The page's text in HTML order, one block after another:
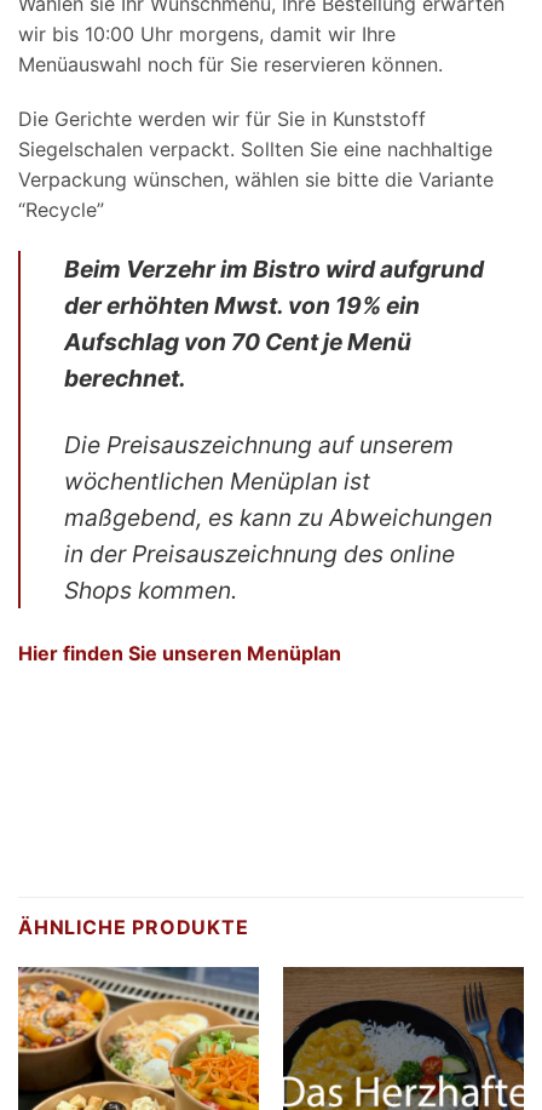
wir bis 10:00 Uhr morgens, damit wir Ihre
Menüauswahl noch für Sie reservieren können.
Die Gerichte werden wir für Sie in Kunststoff
Siegelschalen verpackt. Sollten Sie eine nachhaltige
Verpackung wünschen, wählen sie bitte die Variante
“Recycle”
Beim Verzehr im Bistro wird aufgrund
der erhöhten Mwst. von 19% ein
Aufschlag von 70 Cent je Menü
berechnet.
Die Preisauszeichnung auf unserem
wöchentlichen Menüplan ist
maßgebend, es kann zu Abweichungen
in der Preisauszeichnung des online
Shops kommen.
Hier finden Sie unseren Menüplan
ÄHNLICHE PRODUKTE